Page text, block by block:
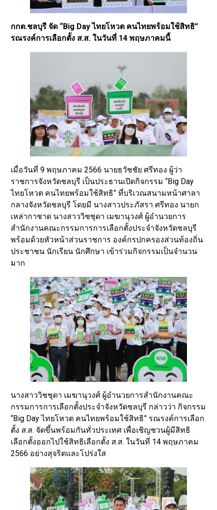
กกต.ชลบุรี จัด “Big Day ไทยโหวต คนไทยพร้อมใช้สิทธิ”
รณรงค์การเลือกตั้ง ส.ส. ในวันที่ 14 พฤษภาคมนี้
เมื่อวันที่ 9 พฤษภาคม 2566 นายธวัชชัย ศรีทอง ผู้ว่า
ราชการจังหวัดชลบุรี เป็นประธานเปิดกิจกรรม “Big Day
ไทยโหวต คนไทยพร้อมใช้สิทธิ” ที่บริเวณสนามหน้าศาลา
กลางจังหวัดชลบุรี โดยมี นางสาวประภัสรา ศรีทอง นายก
เหล่ากาชาด นางสาววิชชุดา เมฆานุวงศ์ ผู้อำนวยการ
สำนักงานคณะกรรมการการเลือกตั้งประจำจังหวัดชลบุรี
พร้อมด้วยหัวหน้าส่วนราชการ องค์กรปกครองส่วนท้องถิ่น
ประชาชน นักเรียน นักศึกษา เข้าร่วมกิจกรรมเป็นจำนวน
มาก
นางสาววิชชุดา เมฆานุวงศ์ ผู้อำนวยการสำนักงานคณะ
กรรมการการเลือกตั้งประจำจังหวัดชลบุรี กล่าวว่า กิจกรรม
“Big Day ไทยโหวต คนไทยพร้อมใช้สิทธิ” รณรงค์การเลือก
ตั้ง ส.ส. จัดขึ้นพร้อมกันทั่วประเทศ เพื่อเชิญชวนผู้มีสิทธิ
เลือกตั้งออกไปใช้สิทธิเลือกตั้ง ส.ส. ในวันที่ 14 พฤษภาคม
2566 อย่างสุจริตและโปร่งใส